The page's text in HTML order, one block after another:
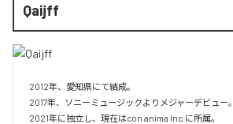
Qaijff
2012年、愛知県にて結成。
2017年、ソニーミュージックよりメジャーデビュー。
2021年に独立し、現在はcon anima Inc.に所属。